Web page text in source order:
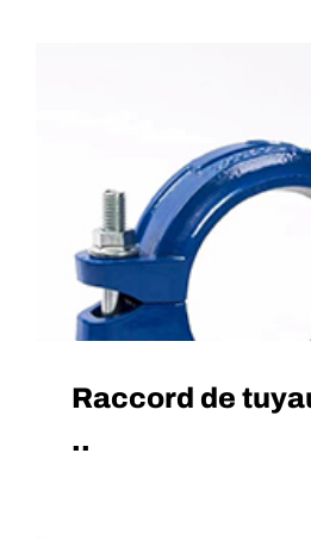
Raccord de
..